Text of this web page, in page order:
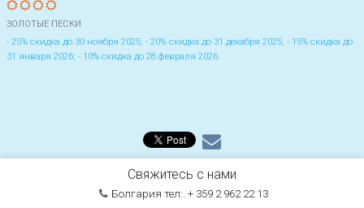
ЗОЛОТЫЕ ПЕСКИ
- 25% скидка до 30 ноября 2025; - 20% скидка до 31 декабря 2025; - 15% скидка до
31 января 2026; - 10% скидка до 28 февраля 2026.
Свяжитесь с нами
Болгария тел:. + 359 2 962 22 13